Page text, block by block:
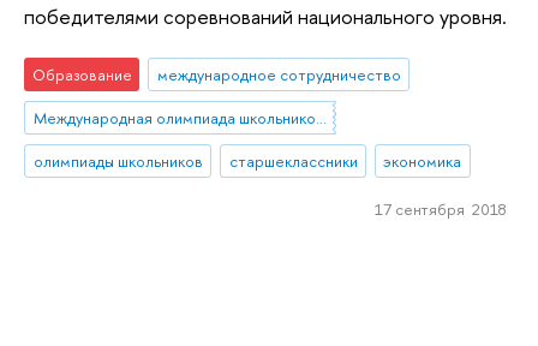
победителями соревнований национального уровня.
Образование
международное сотрудничество
Международная олимпиада школьников по экономике
олимпиады школьников
старшеклассники экономика
17 сентября 2018